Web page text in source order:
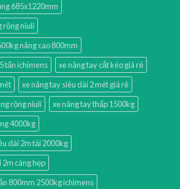
685x1220mm
rộng niuli
nâng cao 800mm
tấn ichimens
xe nâng tay cắt kéo giá rẻ
xe nâng tay siêu dài 2 mét giá rẻ
rộng niuli
xe nâng tay thấp 1500kg
4000kg
dài 2m tải 2000kg
2m càng hẹp
800mm 2500kg ichimens